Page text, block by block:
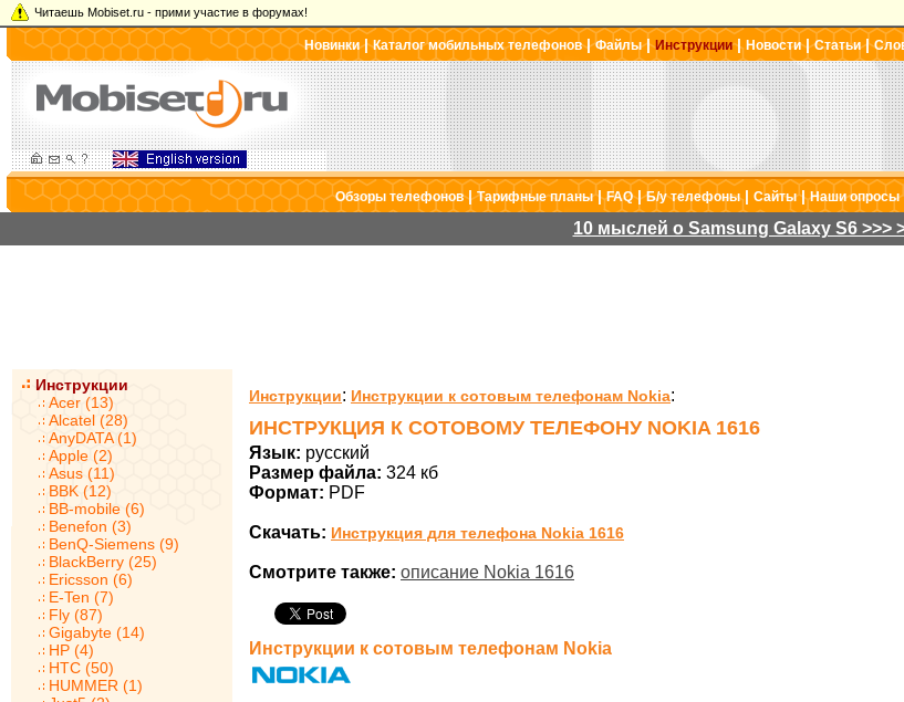
Читаешь Mobiset.ru - прими участие в форумах!
Новинки|Каталог мобильных телефонов|Файлы|Инструкции| Новости|Статьи|
Обзоры телефонов|Тарифные планы|FAQ|Б/у телефоны| Сайты|Наши опросы
10 мыслей о Samsung Galaxy S6 >>>
Инструкции
Acer (13)
Alcatel (28)
AnyDATA (1)
Apple (2)
Asus (11)
BBK (12)
BB-mobile (6)
Benefon (3)
BenQ-Siemens (9)
BlackBerry (25)
Ericsson (6)
E-Ten (7)
Fly (87)
Gigabyte (14)
HP (4)
HTC (50)
HUMMER (1)
Инструкции: Инструкции к сотовым телефонам Nokia:
ИНСТРУКЦИЯ К СОТОВОМУ ТЕЛЕФОНУ NOKIA 1616
Язык: русский
Размер файла: 324 кб
Формат: PDF
Скачать: Инструкция для телефона Nokia 1616
Смотрите также: описание Nokia 1616
Инструкции к сотовым телефонам Nokia